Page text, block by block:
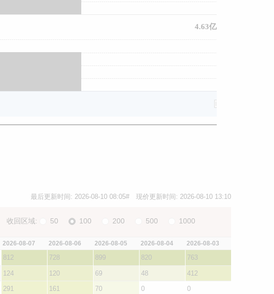
4.63亿
最后更新时间: 2026-08-10 08:05# 现价更新时间: 2026-08-10 13:10
收回区域: 50 100 200 500 1000
2026-08-07 2026-08-06 2026-08-05 2026-08-04 2026-08-03
812 728 899 820
763
124 120 69 48
412
291 161 70 0
0